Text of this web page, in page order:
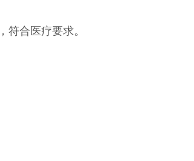
合医疗要求。